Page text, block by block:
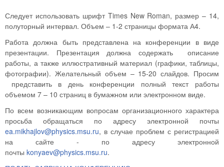
Следует использовать шрифт Times New Roman, размер – 14,
полуторный интервал. Объем – 1-2 страницы формата А4.
Работа должна быть представлена на конференции в виде
презентации. Презентация должна содержать описание
работы, а также иллюстративный материал (графики, таблицы,
фотографии). Желательный объем – 15-20 слайдов. Просим
представить в день конференции полный текст работы
объемом 7 – 10 страниц в бумажном или электронном виде.
По всем возникающим вопросам организационного характера
просьба обращаться по адресу электронной почты
ea.mikhajlov@physics.msu.ru, в случае проблем с регистрацией
на сайте - по адресу электронной
почты konyaev@physics.msu.ru.